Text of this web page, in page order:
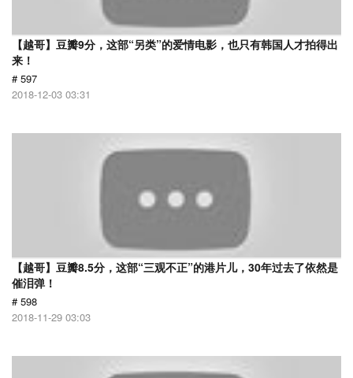
【越哥】豆瓣9分，这部“另类”的爱情电影，也只有韩国人才拍得出
来！
# 597
2018-12-03 03:31
【越哥】豆瓣8.5分，这部“三观不正”的港片儿，30年过去了依然是
催泪弹！
# 598
2018-11-29 03:03